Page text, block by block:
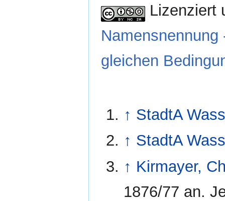
Lizenziert
gleichen
↑ StadtA
↑ StadtA
↑ Kirmayer,
1876/77 an.